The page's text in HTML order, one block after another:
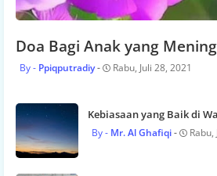
Doa Bagi Anak yang
Ppiqputradiy Rabu, Juli 28, 2021
Kebiasaan yang Baik di
Mr. Al Ghafiqi Rabu,